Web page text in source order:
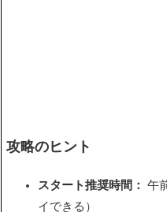
攻略のヒント
スタート推奨時間：
午
イできる）